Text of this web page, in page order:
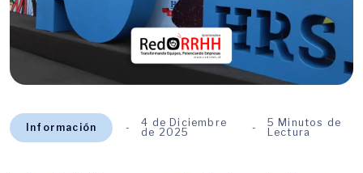
Información
4 de Diciembre
de 2025
5 Minutos de
Lectura